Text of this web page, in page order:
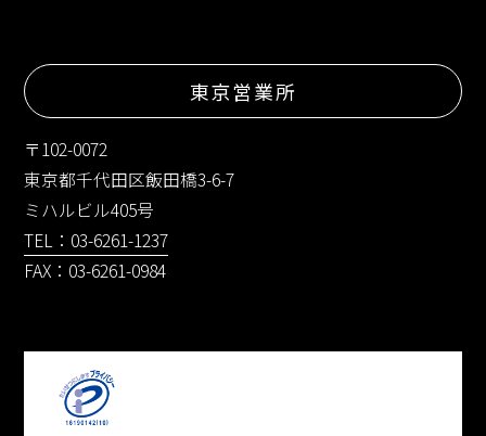
東京営業所
〒102-0072
東京都千代田区飯田橋3-6-7
ミハルビル405号
TEL：03-6261-1237
FAX：03-6261-0984